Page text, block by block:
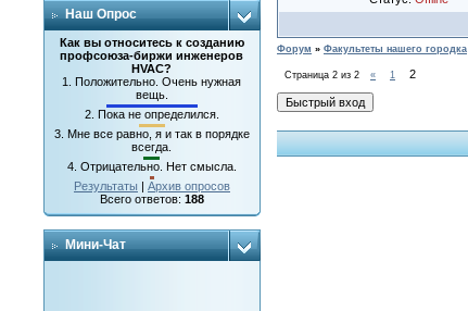
Наш Опрос
Как вы относитесь к созданию
профсоюза-биржи инженеров
HVAC?
1.Положительно. Очень нужная
вещь.
2. Пока не определился.
3. Мне все равно, я и так в порядке
всегда.
4. Отрицательно. Нет смысла.
Результаты | Архив опросов
Всего ответов: 188
Мини-Чат
Форум » Факультеты нашего городка
Страница 2из 2 « 1
2